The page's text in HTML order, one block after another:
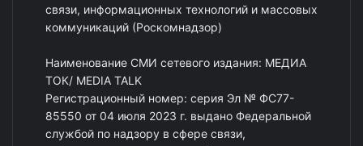
связи, информационных технологий и массовых
коммуникаций (Роскомнадзор)
Наименование СМИ сетевого издания: МЕДИА
ТОК/ MEDIA TALK
Регистрационный номер: серия Эл № ФС77-
85550 от 04 июля 2023 г. выдано Федеральной
службой по надзору в сфере связи,